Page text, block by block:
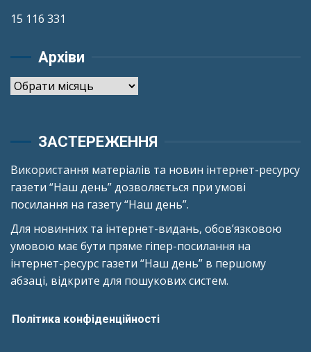
15 116 331
Архіви
Архіви
ЗАСТЕРЕЖЕННЯ
Використання матеріалів та новин інтернет-ресурсу
газети “Наш день” дозволяється при умові
посилання на газету “Наш день”.
Для новинних та інтернет-видань, обов’язковою
умовою має бути пряме гіпер-посилання на
інтернет-ресурс газети “Наш день” в першому
абзаці, відкрите для пошукових систем.
Політика конфіденційності